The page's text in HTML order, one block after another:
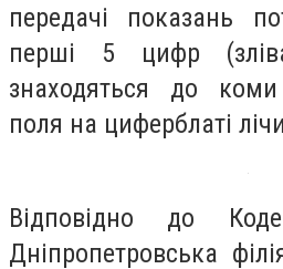
передачі показань
перші 5 цифр
знаходяться до
поля на циферблаті
Відповідно до
Дніпропетровська